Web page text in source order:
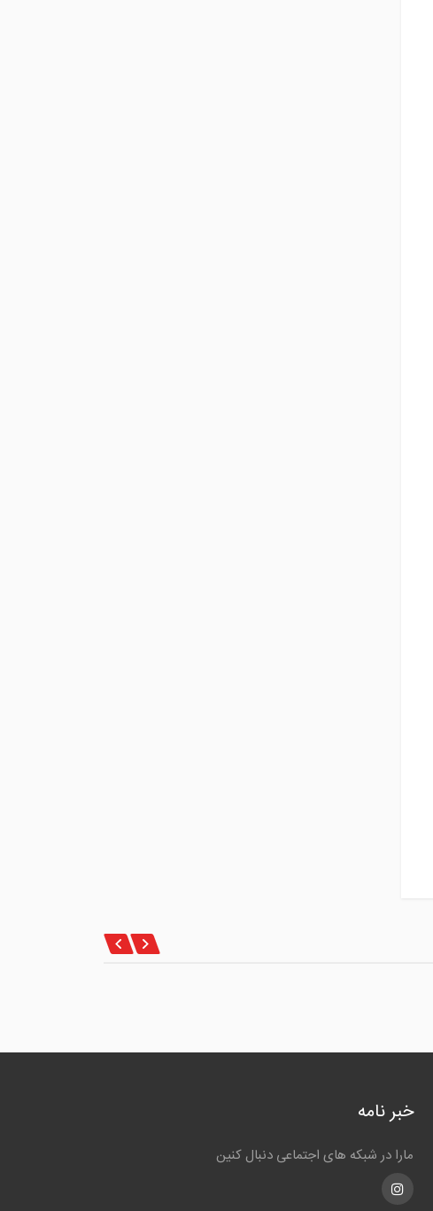
خبر نامه
مارا در شبکه های اجتماعی دنبال کنین
Instagram